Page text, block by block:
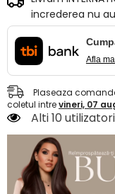
increderea nu
Afla
Plaseaza
coletul intrevineri, 07
Alti 10